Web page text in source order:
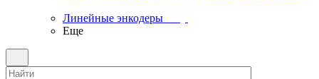
Линейные энкодеры
Еще